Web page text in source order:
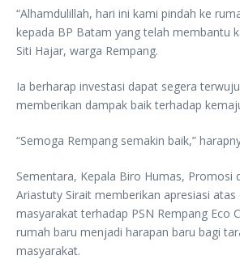
“Alhamdulillah, hari ini kami pindah ke
kepada BP Batam yang telah membantu
Siti Hajar, warga Rempang.
Ia berharap investasi dapat segera
memberikan dampak baik terhadap
“Semoga Rempang semakin baik,”
Sementara, Kepala Biro Humas, Promosi
Ariastuty Sirait memberikan apresiasi atas
masyarakat terhadap PSN Rempang Eco
rumah baru menjadi harapan baru bagi
masyarakat.